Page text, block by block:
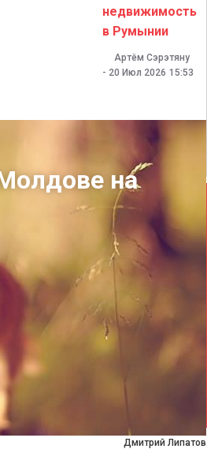
недвижимость
в Румынии
Артём Сэрэтяну
- 20 Июл 2026 15:53
Дмитрий Липатов
на